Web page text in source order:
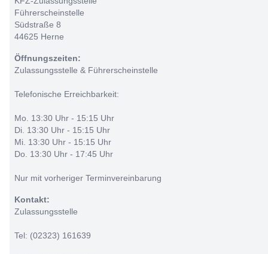
Führerscheinstelle
Südstraße 8
44625 Herne
Öffnungszeiten:
Zulassungsstelle & Führerscheinstelle
Telefonische Erreichbarkeit:
Mo. 13:30 Uhr - 15:15 Uhr
Di. 13:30 Uhr - 15:15 Uhr
Mi. 13:30 Uhr - 15:15 Uhr
Do. 13:30 Uhr - 17:45 Uhr
Nur mit vorheriger Terminvereinbarung
Kontakt:
Zulassungsstelle
Tel: (02323) 161639